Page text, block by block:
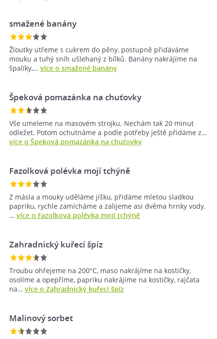
smažené banány
Žloutky utřeme s cukrem do pěny, postupně přidáváme
mouku a tuhý sníh ušlehaný z bílků. Banány nakrájíme na
špalíky,… více o smažené banány
Špeková pomazánka na chuťovky
Vše umeleme na masovém strojku. Nechám tak 20 minut
odležet. Potom ochutnáme a podle potřeby ještě přidáme z…
více o Špeková pomazánka na chuťovky
Fazolková polévka mojí tchýně
Z másla a mouky uděláme jíšku, přidáme mletou sladkou
papriku, rychle zamícháme a zalijeme asi dvěma hrnky vody.
… více o Fazolková polévka mojí tchýně
Zahradnický kuřecí špíz
Troubu ohřejeme na 200°C, maso nakrájíme na kostičky,
osolíme a opepříme, papriku nakrájíme na kostičky, rajčata
na… více o Zahradnický kuřecí špíz
Malinový sorbet